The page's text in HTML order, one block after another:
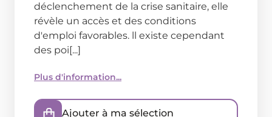
déclenchement de la crise sanitaire, elle
révèle un accès et des conditions
d'emploi favorables. ll existe cependant
des poi[...]
Plus d'information...
Ajouter à ma sélection